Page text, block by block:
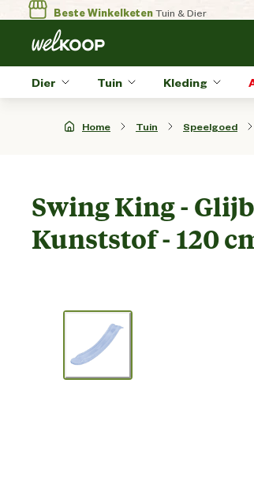
Beste WinkelketenTuin & Dier
Dier Tuin Kleding
Home Tuin Speelgoed
Swing King -
Kunststof - 120